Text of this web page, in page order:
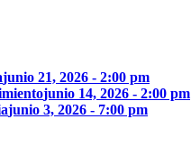
junio 21, 2026 - 2:00 pm
junio 14, 2026 - 2:00 pm
junio 3, 2026 - 7:00 pm